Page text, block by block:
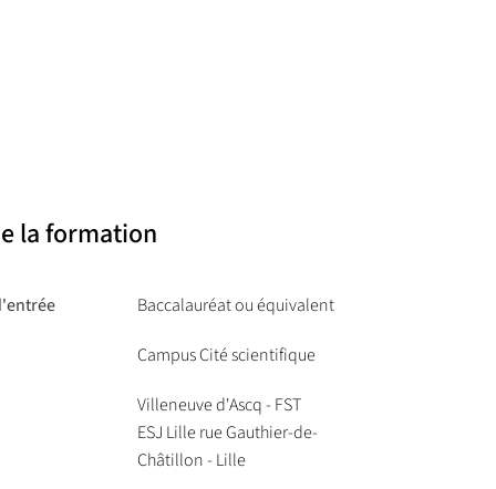
curiosité pour les innovations scientifiques ; qui
de journalisme reconnus par la Commission
la formation
Baccalauréat ou équivalent
Campus Cité scientifique
Villeneuve d'Ascq - FST
ESJ Lille rue Gauthier-de-
Châtillon - Lille